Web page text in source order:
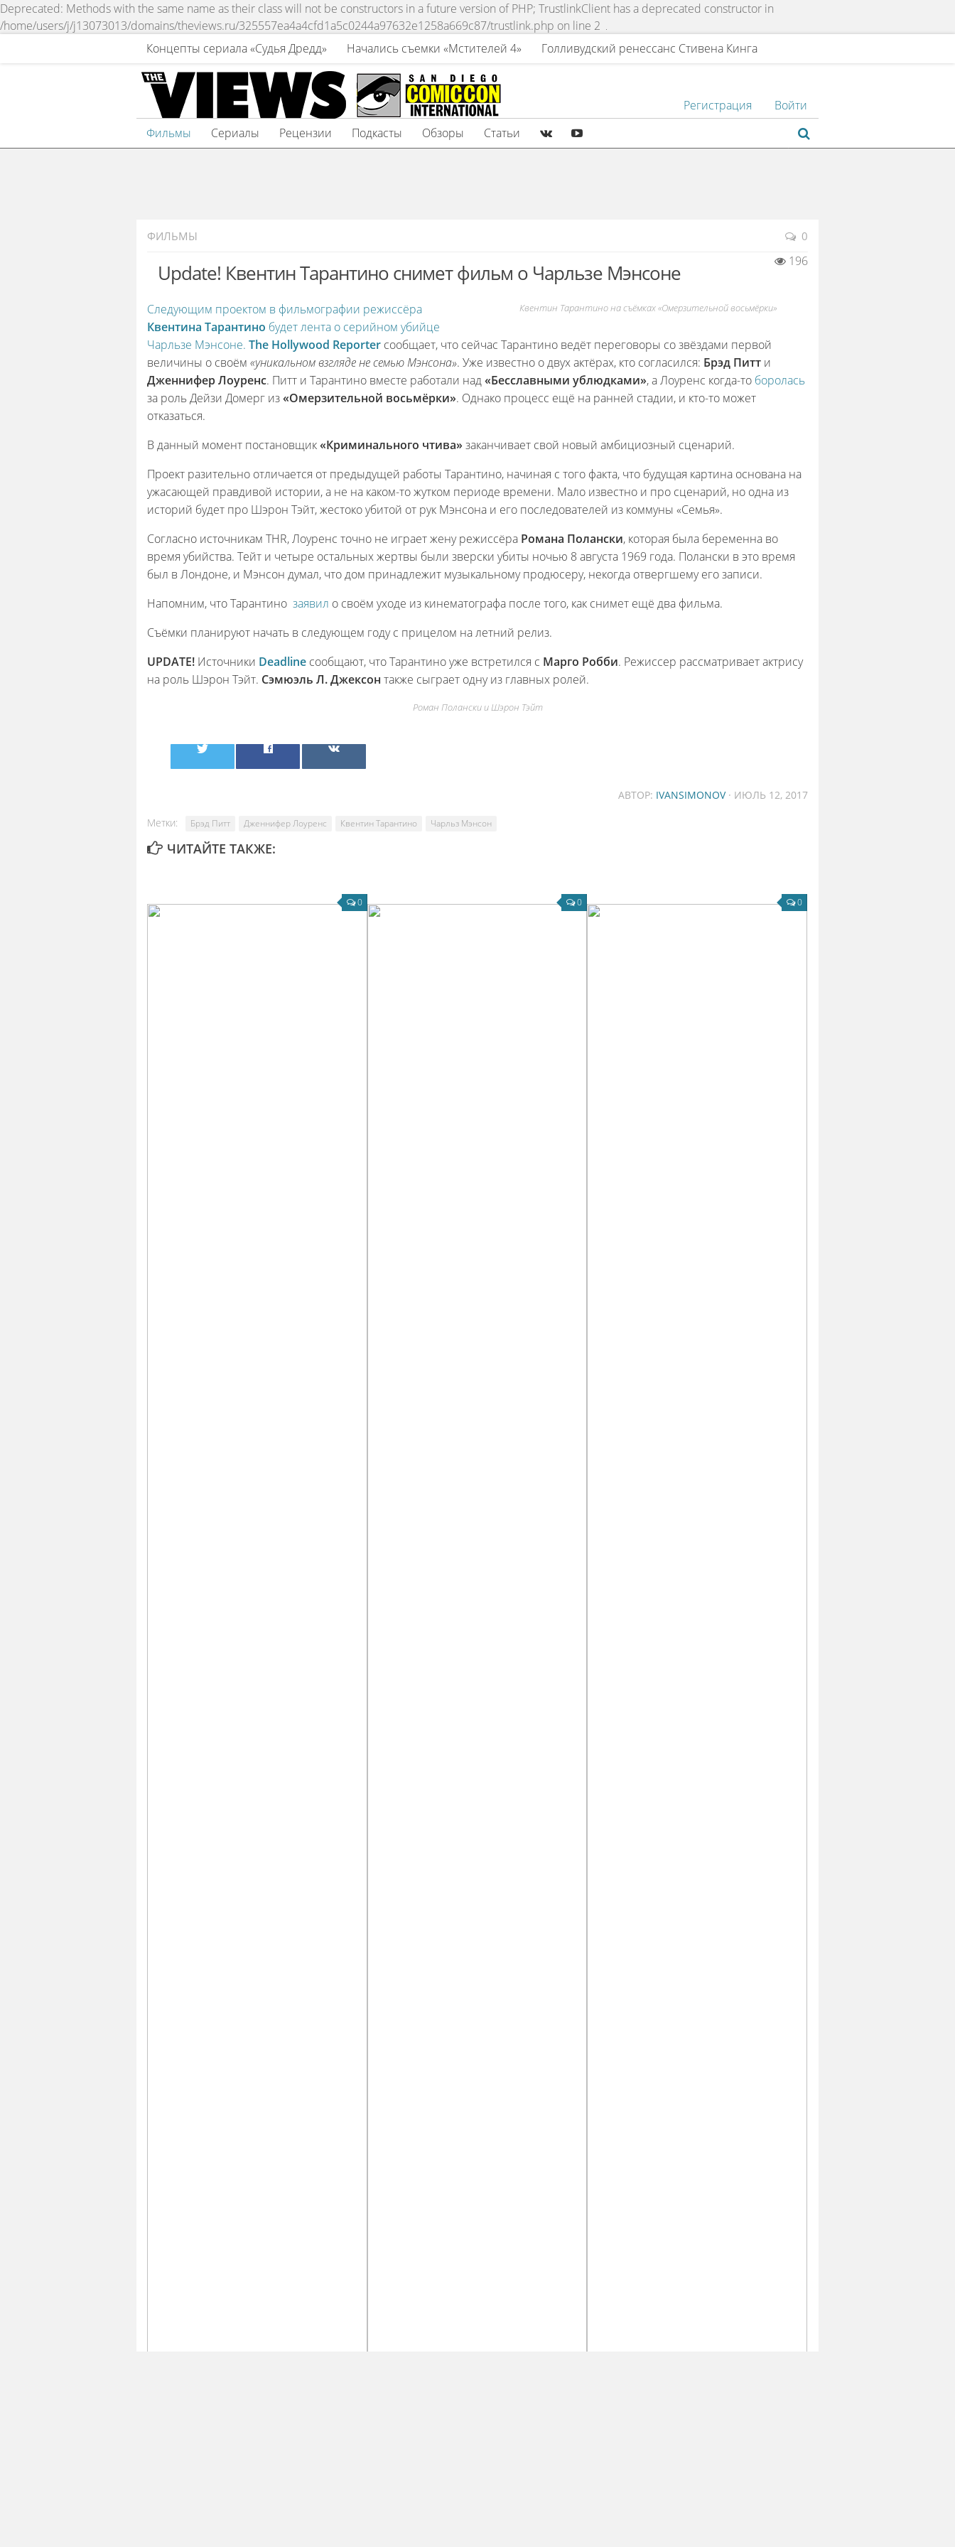
Deprecated: Methods with the same name as their class will not be constructors in a future version of PHP; TrustlinkClient has a deprecated constructor in
/home/users/j/j13073013/domains/theviews.ru/325557ea4a4cfd1a5c0244a97632e1258a669c87/trustlink.php on line 2
Концепты сериала «Судья Дредд»
Начались съемки «Мстителей 4» Голливудский ренессанс Стивена Кинга
Войти
Регистрация
Фильмы
Сериалы Рецензии Подкасты Обзоры Статьи
ФИЛЬМЫ 0
196
Update! Квентин Тарантино снимет фильм о Чарльзе Мэнсоне
Квентин Тарантино на съёмках «Омерзительной восьмёрки»
Следующим проектом в фильмографии режиссёра
Квентина Тарантино будет лента о серийном убийце
Чарльзе Мэнсоне. The Hollywood Reporter сообщает, что сейчас Тарантино ведёт переговоры со звёздами первой
величины о своём «уникальном взгляде не семью Мэнсона». Уже известно о двух актёрах, кто согласился: Брэд Питт и
Дженнифер Лоуренс. Питт и Тарантино вместе работали над«Бесславными ублюдками», а Лоуренс когда-то боролась
за роль Дейзи Домерг из«Омерзительной восьмёрки». Однако процесс ещё на ранней стадии, и кто-то может
отказаться.
В данный момент постановщик«Криминального чтива»заканчивает свой новый амбициозный сценарий.
Проект разительно отличается от предыдущей работы Тарантино, начиная с того факта, что будущая картина основана на
ужасающей правдивой истории, а не на каком-то жутком периоде времени. Мало известно и про сценарий, но одна из
историй будет про Шэрон Тэйт, жестоко убитой от рук Мэнсона и его последователей из коммуны «Семья».
Согласно источникам THR, Лоуренс точно не играет жену режиссёра Романа Полански, которая была беременна во
время убийства. Тейт и четыре остальных жертвы были зверски убиты ночью 8 августа 1969 года. Полански в это время
был в Лондоне, и Мэнсон думал, что дом принадлежит музыкальному продюсеру, некогда отвергшему его записи.
Напомним, что Тарантино заявил о своём уходе из кинематографа после того, как снимет ещё два фильма.
Съёмки планируют начать в следующем году с прицелом на летний релиз.
UPDATE! Источники Deadline сообщают, что Тарантино уже встретился с Марго Робби. Режиссер рассматривает актрису
на роль Шэрон Тэйт. Сэмюэль Л. Джексон также сыграет одну из главных ролей.
Роман Полански и Шэрон Тэйт
АВТОР: IVANSIMONOV· ИЮЛЬ 12, 2017
Метки: Брэд Питт Дженнифер Лоуренс Квентин Тарантино Чарльз Мэнсон
ЧИТАЙТЕ ТАКЖЕ:
0 0 0